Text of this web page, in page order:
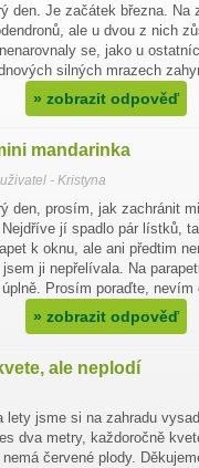
den. Je začátek března. Na
ale u dvou z nich
se, jako u
silných mrazech
» zobrazit odpověď
mandarinka
- Kristyna
den, prosím, jak zachránit
Nejdříve jí spadlo pár lístků,
k oknu, ale ani předtim
ji nepřelívala. Na
Prosím poraďte, nevím
» zobrazit odpověď
ale neplodí
lety jsme si na zahradu
dva metry, každoročně
červené plody.